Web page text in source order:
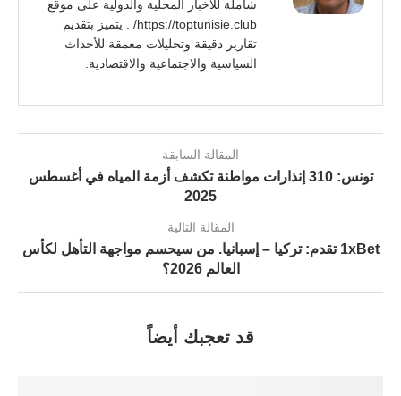
شاملة للأخبار المحلية والدولية على موقع
https://toptunisie.club/ . يتميز بتقديم
تقارير دقيقة وتحليلات معمقة للأحداث
السياسية والاجتماعية والاقتصادية.
المقالة السابقة
تونس: 310 إنذارات مواطنة تكشف أزمة المياه في أغسطس
2025
المقالة التالية
1xBet تقدم: تركيا – إسبانيا. من سيحسم مواجهة التأهل لكأس
العالم 2026؟
قد تعجبك أيضاً